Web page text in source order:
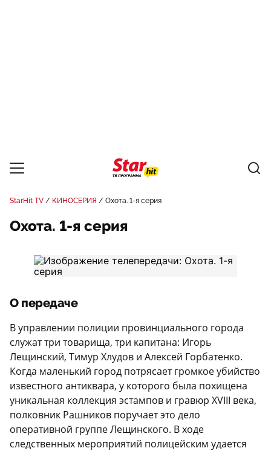
StarHit TV КИНОСЕРИЯ Охота. 1-я серия
Охота. 1-я серия
О передаче
В управлении полиции провинциального города
служат три товарища, три капитана: Игорь
Лещинский, Тимур Хлудов и Алексей Горбатенко.
Когда маленький город потрясает громкое убийство
известного антиквара, у которого была похищена
уникальная коллекция эстампов и гравюр XVIII века,
полковник Рашников поручает это дело
оперативной группе Лещинского. В ходе
следственных мероприятий полицейским удается